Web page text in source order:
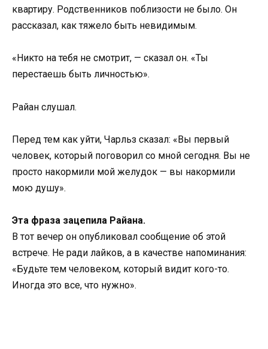
квартиру. Родственников поблизости не было. Он
рассказал, как тяжело быть невидимым.
«Никто на тебя не смотрит, — сказал он. «Ты
перестаешь быть личностью».
Райан слушал.
Перед тем как уйти, Чарльз сказал: «Вы первый
человек, который поговорил со мной сегодня. Вы не
просто накормили мой желудок — вы накормили
мою душу».
Эта фраза зацепила Райана.
В тот вечер он опубликовал сообщение об этой
встрече. Не ради лайков, а в качестве напоминания:
«Будьте тем человеком, который видит кого-то.
Иногда это все, что нужно».